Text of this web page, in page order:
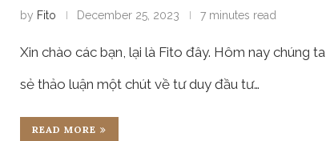
❅
by Fito December 25, 2023 7 minutes read
Xin chào các bạn, lại là Fito đây. Hôm nay chúng ta
sẻ thảo luận một chút về tư duy đầu tư…
READ MORE